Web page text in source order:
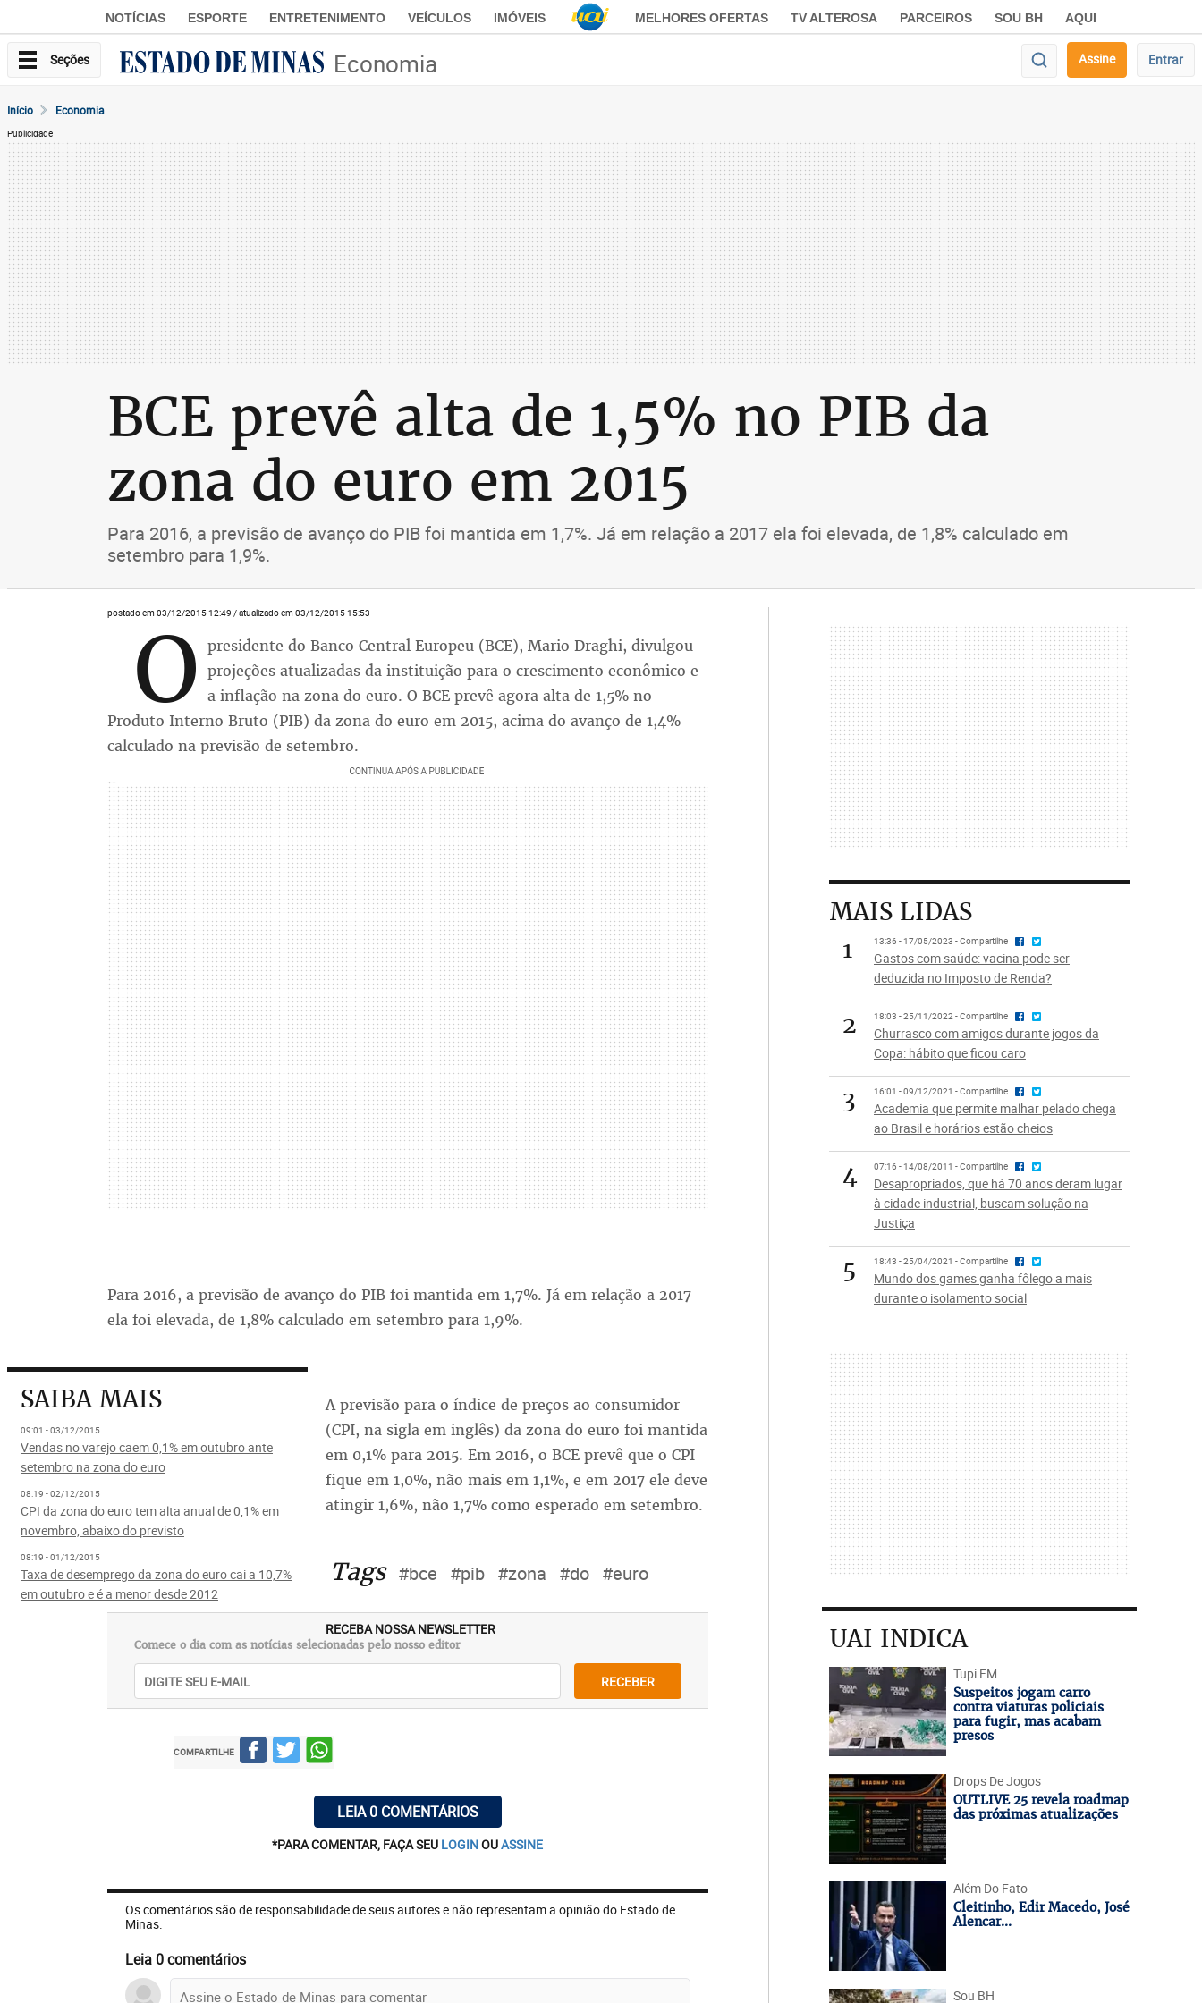
NOTÍCIAS ESPORTE ENTRETENIMENTO VEÍCULOS IMÓVEIS MELHORES OFERTAS TV ALTEROSA PARCEIROS SOU BH AQUI
Seções Economia Assine Entrar
Início Economia
Publicidade
BCE prevê alta de 1,5% no PIB da
zona do euro em 2015
Para 2016, a previsão de avanço do PIB foi mantida em 1,7%. Já em relação a 2017 ela foi elevada, de 1,8% calculado em
setembro para 1,9%.
postado em 03/12/2015 12:49 / atualizado em 03/12/2015 15:53
O presidente do Banco Central Europeu (BCE), Mario Draghi, divulgou
projeções atualizadas da instituição para o crescimento econômico e
a inflação na zona do euro. O BCE prevê agora alta de 1,5% no
Produto Interno Bruto (PIB) da zona do euro em 2015, acima do avanço de 1,4%
calculado na previsão de setembro.
Para 2016, a previsão de avanço do PIB foi mantida em 1,7%. Já em relação a 2017
ela foi elevada, de 1,8% calculado em setembro para 1,9%.
SAIBA MAIS
09:01 - 03/12/2015
Vendas no varejo caem 0,1% em outubro ante
setembro na zona do euro
08:19 - 02/12/2015
CPI da zona do euro tem alta anual de 0,1% em
novembro, abaixo do previsto
08:19 - 01/12/2015
Taxa de desemprego da zona do euro cai a 10,7%
em outubro e é a menor desde 2012
A previsão para o índice de preços ao consumidor
(CPI, na sigla em inglês) da zona do euro foi mantida
em 0,1% para 2015. Em 2016, o BCE prevê que o CPI
fique em 1,0%, não mais em 1,1%, e em 2017 ele deve
atingir 1,6%, não 1,7% como esperado em setembro.
Tags #bce #pib #zona #do #euro
RECEBA NOSSA NEWSLETTER
Comece o dia com as notícias selecionadas pelo nosso editor
RECEBER
COMPARTILHE
LEIA 0 COMENTÁRIOS
*PARA COMENTAR, FAÇA SEU LOGINOUASSINE
Os comentários são de responsabilidade de seus autores e não representam a opinião do Estado de
Minas.
Leia 0 comentários
MAIS LIDAS
1
13:36 - 17/05/2023 - Compartilhe
Gastos com saúde: vacina pode ser
deduzida no Imposto de Renda?
2 18:03 - 25/11/2022 - Compartilhe
Churrasco com amigos durante jogos da
Copa: hábito que ficou caro
3 16:01 - 09/12/2021 - Compartilhe
Academia que permite malhar pelado chega
ao Brasil e horários estão cheios
4 07:16 - 14/08/2011 - Compartilhe
Desapropriados, que há 70 anos deram lugar
à cidade industrial, buscam solução na
Justiça
5 18:43 - 25/04/2021 - Compartilhe
Mundo dos games ganha fôlego a mais
durante o isolamento social
UAI INDICA
Tupi FM
Suspeitos jogam carro
contra viaturas policiais
para fugir, mas acabam
presos
Drops De Jogos
OUTLIVE 25 revela roadmap
das próximas atualizações
Além Do Fato
Cleitinho, Edir Macedo, José
Alencar...
Sou BH